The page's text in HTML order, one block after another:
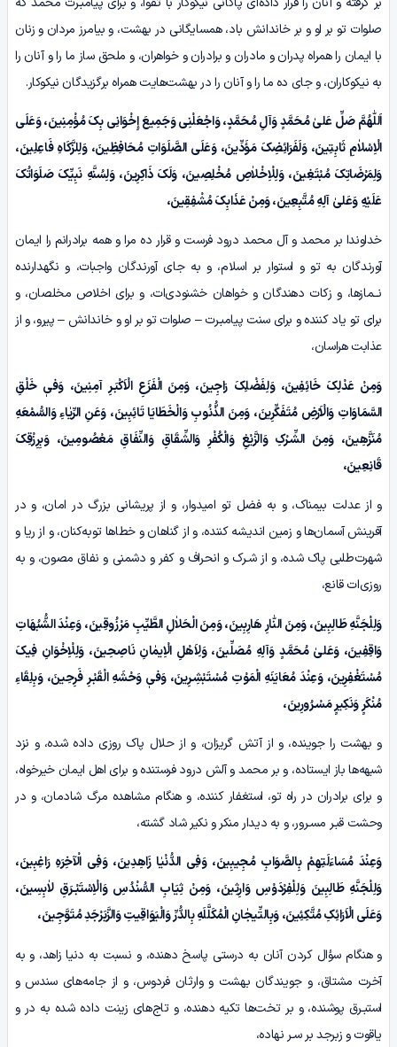
صلوات تو بر او و بر خاندانش باد، همسایگانی در بهشت، و بیامرز مردان و زنان
با ایمان را همراه پدران و مادران و برادران و خواهران، و ملحق ساز ما را و آنان را
به نیکوکاران، و جای ده ما را و آنان را در بهشت‌هایت همراه برگزیدگان نیکوکار.
اَللّٰهُمَّ صَلِّ عَلیٰ مُحَمَّدٍ وَآلِ مُحَمَّدٍ، وَاجْعَلْنِی وَجَمِیعَ إِخْوَانِی بِکَ مُؤْمِنِینَ، وَعَلَی
الْاِسْلاٰمِ ثَابِتِینَ، وَلَفَرَائِضِکَ مَؤَدِّینَ، وَعَلَی الصَّلَوَاتِ مُحَافِظِینَ، وَلِلزَّکَاهِ فَاعِلِینَ،
وَلِمَرْضَاتِکَ مُبْتَغِینَ، وَلِلْاِخْلاٰصِ مُخْلِصِینَ، وَلَکَ ذَاکِرِینَ، وَلِسُنَّهِ نَبِیِّکَ صَلَوَاتُکَ
عَلَیْهِ وَعَلیٰ آلِهِ مُتَّبِعِینَ، وَمِنْ عَذَابِکَ مُشْفِقِینَ،
خداوندا بر محمد و آل محمد درود فرست و قرار ده مرا و همه برادرانم را ایمان
آورندگان به تو و استوار بر اسلام، و به جای آورندگان واجبات، و نگهدارنده
نــمازها، و زکات دهندگان و خواهان خشنودی‌ات، و برای اخلاص مخلصان، و
برای تو یاد کننده و برای سنت پیامبـرت – صلوات تو بر او و خاندانش – پیرو، و از
عذابت هراسان،
وَمِنْ عَدْلِکَ خَائِفِینَ، وَلِفَضْلِکَ رَاجِینَ، وَمِنَ الْفَزَعِ الْاَکْبَـرِ آمِنِینَ، وَفیٖ خَلْقِ
السَّمَاوَاتِ وَالْاَرْضِ مُتَفَکِّرِینَ، وَمِنَ الذُّنُوبِ وَالْخَطَایَا تَائِبِینَ، وَعَنِ الرِّیٰاءِ وَالسُّمْعَهِ
مُنَزَّهِینَ، وَمِنَ الشِّـرْکِ وَالزَّیْغِ وَالْکُفْرِ وَالشِّقَاقِ وَالنِّفَاقِ مَعْصُومِینَ، وَبِرِزْقِکَ
قَانِعِینَ،
و از عدلت بیمناک، و به فضل تو امیدوار، و از پریشانی بزرگ در امان، و در
آفرینش آسمان‌ها و زمین اندیشه کننده، و از گناهان و خطاها توبه‌کنان، و از ریا و
شهرت‌طلبی پاک شده، و از شـرک و انحراف و کفر و دشمنی و نفاق مصون، و به
روزی‌ات قانع،
وَلِلْجَنَّهِ طَالِبِینَ، وَمِنَ النّٰارِ هَارِبِینَ، وَمِنَ الْحَلاٰلِ الطَّیِّبِ مَرْزُوقِینَ، وَعِنْدَ الشُّبُهَاتِ
وَاقِفِینَ، وَعَلیٰ مُحَمَّدٍ وَآلِهِ مُصَلِّینَ، وَلِاَهْلِ الْاِیمٰانِ نَاصِحِینَ، وَلِلْاِخْوَانِ فِیکَ
مُسْتَغْفِرِینَ، وَعِنْدَ مُعَایَنَهِ الْمَوْتِ مُسْتَبْشِـرِینَ، وَفیٖ وَحْشَهِ الْقَبْـرِ فَرِحِینَ، وَبِلِقَاءِ
مُنْکَرٍ وَنَکِیرٍ مَسْـرُورِینَ،
و بهشت را جوینده، و از آتش گریزان، و از حلال پاک روزی داده شده، و نزد
شبهه‌ها باز ایستاده، و بر محمد و آلش درود فرستنده و برای اهل ایمان خیرخواه،
و برای برادران در راه تو، استغفار کننده، و هنگام مشاهده مرگ شادمان، و در
وحشت قبـر مسـرور، و به دیدار منکر و نکیر شاد گشته،
وَعِنْدَ مُسَاءَ‌لَتِهِمْ بِالصَّوَابِ مُجِیبِینَ، وَفِی الدُّنْیٰا زَاهِدِینَ، وَفِی الْآخِرَهِ رَاغِبِینَ،
وَلِلْجَنَّهِ طَالِبِینَ وَلِلْفِرْدَوْسِ وَارِثِینَ، وَمِنْ ثِیَابِ السُّنْدُسِ وَالْاِسْتَبْـرَقِ لاٰبِسِینَ،
وَعَلَی الْاَرَائِکِ مُتَّکِئِینَ، وَبِالتِّیجٰانِ الْمُکَلَّلَهِ بِالدُّرِّ وَالْیَوَاقِیتِ وَالزَّبَرْجَدِ مُتَوَّجِینَ،
و هنگام سؤال کردن آنان به درستی پاسخ دهنده، و نسبت به دنیا زاهد، و به
آخرت مشتاق، و جویندگان بهشت و وارثان فردوس، و از جامه‌های سندس و
استبـرق پوشنده، و بر تخت‌ها تکیه دهنده، و تاج‌های زینت داده شده به در و
یاقوت و زبرجد بر سـر نهاده،